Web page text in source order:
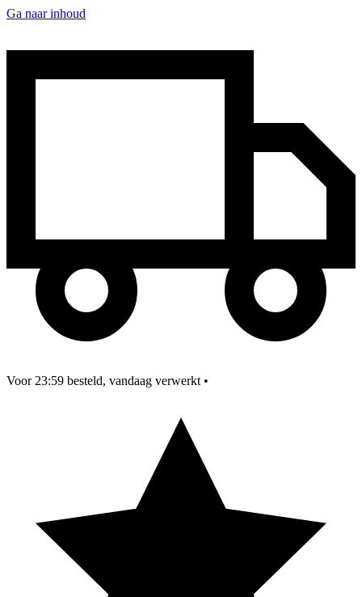
Ga naar inhoud
Voor 23:59 besteld, vandaag verwerkt •